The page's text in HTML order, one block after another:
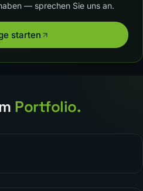
— sprechen Sie uns an.
starten
Portfolio.